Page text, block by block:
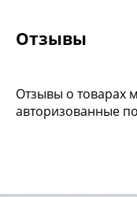
Отзывы
Отзывы о товарах
авторизованные